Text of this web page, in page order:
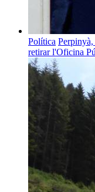
Política
retirar l'Oficina